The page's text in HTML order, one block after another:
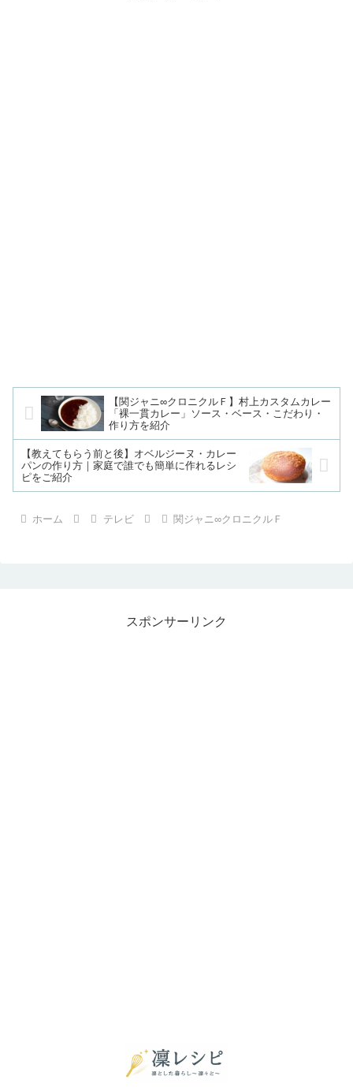
【関ジャニ∞クロニクルＦ】村上カスタムカレー
「裸一貫カレー」ソース・ベース・こだわり・
作り方を紹介
【教えてもらう前と後】オベルジーヌ・カレー
パンの作り方｜家庭で誰でも簡単に作れるレシ
ピをご紹介
ホーム テレビ 関ジャニ∞クロニクルＦ
スポンサーリンク